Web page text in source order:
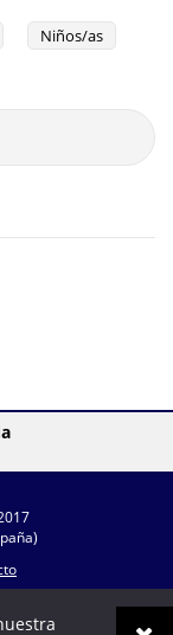
Niños/as